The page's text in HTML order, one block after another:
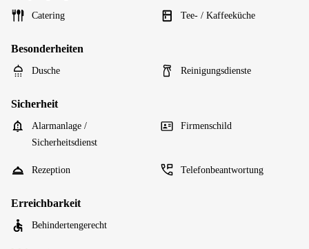
Catering Tee- / Kaffeeküche
Besonderheiten
Dusche Reinigungsdienste
Sicherheit
Alarmanlage /
Sicherheitsdienst
Firmenschild
Rezeption Telefonbeantwortung
Erreichbarkeit
Behindertengerecht